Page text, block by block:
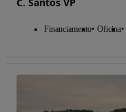
Financiamento Oficina